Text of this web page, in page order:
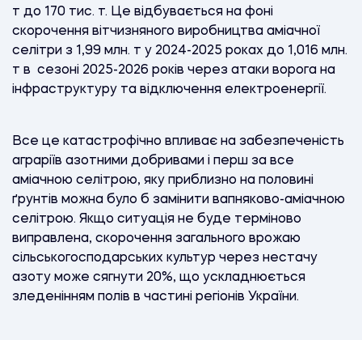
т до 170 тис. т. Це відбувається на фоні
скорочення вітчизняного виробництва аміачної
селітри з 1,99 млн. т у 2024-2025 роках до 1,016 млн.
т в сезоні 2025-2026 років через атаки ворога на
інфраструктуру та відключення електроенергії.
Все це катастрофічно впливає на забезпеченість
аграріїв азотними добривами і перш за все
аміачною селітрою, яку приблизно на половині
ґрунтів можна було б замінити вапняково-аміачною
селітрою. Якщо ситуація не буде терміново
виправлена, скорочення загального врожаю
сільськогосподарських культур через нестачу
азоту може сягнути 20%, що ускладнюється
зледенінням полів в частині регіонів України.